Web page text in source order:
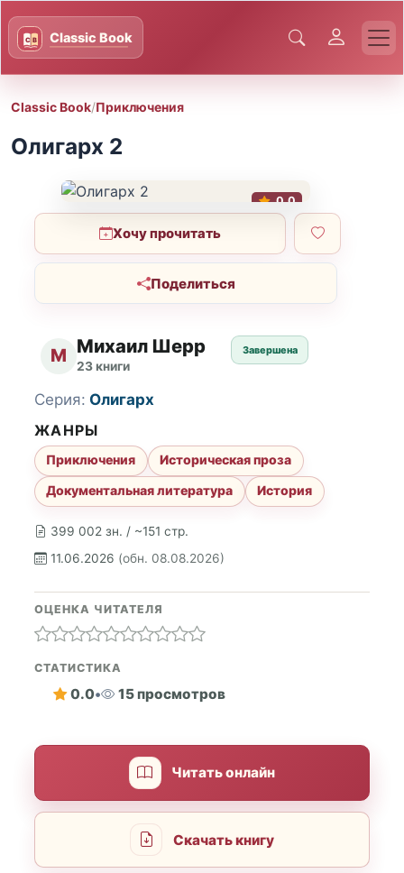
Classic Book/Приключения
Олигарх 2
0.0
Хочу прочитать
Поделиться
М Михаил Шерр
23 книги
Завершена
399 002 зн. / ~151 стр.
11.06.2026 (обн. 08.08.2026)
Серия: Олигарх
ЖАНРЫ
Приключения
Историческая проза
Документальная литература
История
ОЦЕНКА ЧИТАТЕЛЯ
СТАТИСТИКА
0.0• 15 просмотров
Читать онлайн
Скачать книгу